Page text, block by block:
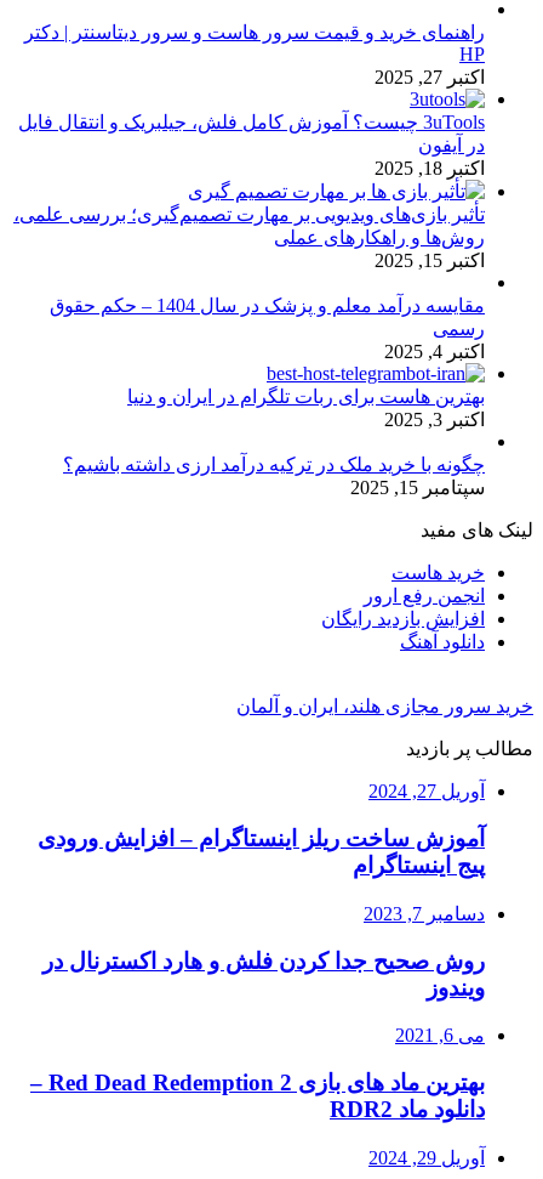
راهنمای خرید و قیمت سرور هاست و سرور دیتاسنتر | دکتر
HP
اکتبر 27, 2025
3uTools چیست؟ آموزش کامل فلش، جیلبریک و انتقال فایل
در آیفون
اکتبر 18, 2025
تأثیر بازی‌های ویدیویی بر مهارت تصمیم‌گیری؛ بررسی علمی،
روش‌ها و راهکارهای عملی
اکتبر 15, 2025
مقایسه درآمد معلم و پزشک در سال 1404 – حکم حقوق
رسمی
اکتبر 4, 2025
بهترین هاست برای ربات تلگرام در ایران و دنیا
اکتبر 3, 2025
چگونه با خرید ملک در ترکیه درآمد ارزی داشته باشیم؟
سپتامبر 15, 2025
لینک های مفید
خرید هاست
انجمن رفع ارور
افزایش بازدید رایگان
دانلود آهنگ
خرید سرور مجازی هلند، ایران و آلمان
مطالب پر بازدید
آوریل 27, 2024
آموزش ساخت ریلز اینستاگرام – افزایش ورودی
پیج اینستاگرام
دسامبر 7, 2023
روش صحیح جدا کردن فلش و هارد اکسترنال در
ویندوز
می 6, 2021
بهترین ماد های بازی Red Dead Redemption 2 –
دانلود ماد RDR2
آوریل 29, 2024